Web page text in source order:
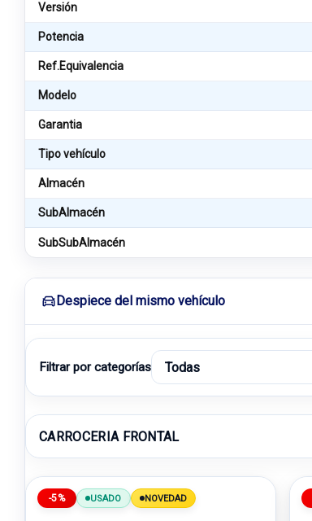
Versión
Potencia
Ref.Equivalencia
Modelo
Garantia
Tipo vehículo
Almacén
SubAlmacén
SubSubAlmacén
Despiece del mismo vehículo
Filtrar por categorías
CARROCERIA FRONTAL
-5% USADO NOVEDAD